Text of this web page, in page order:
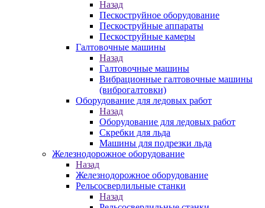
Назад
Пескоструйное оборудование
Пескоструйные аппараты
Пескоструйные камеры
Галтовочные машины
Назад
Галтовочные машины
Вибрационные галтовочные машины
(виброгалтовки)
Оборудование для ледовых работ
Назад
Оборудование для ледовых работ
Скребки для льда
Машины для подрезки льда
Железнодорожное оборудование
Назад
Железнодорожное оборудование
Рельсосверлильные станки
Назад